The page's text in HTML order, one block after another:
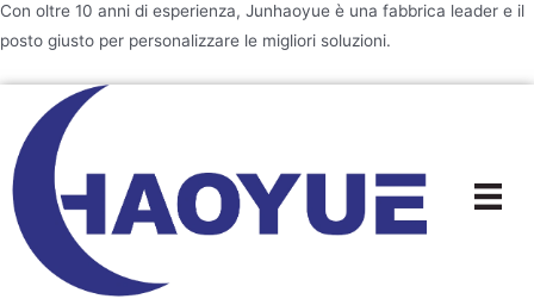
Con oltre 10 anni di esperienza, Junhaoyue è una fabbrica leader e il
posto giusto per personalizzare le migliori soluzioni.
contenuto